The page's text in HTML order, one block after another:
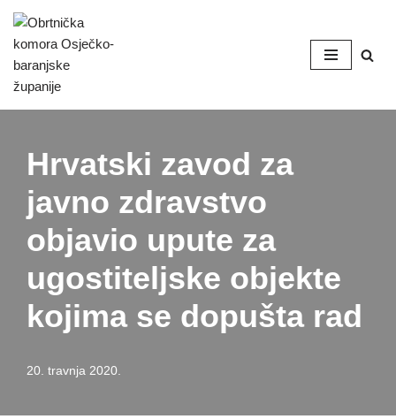
Skip
to
content
Hrvatski zavod za
javno zdravstvo
objavio upute za
ugostiteljske objekte
kojima se dopušta rad
20. travnja 2020.